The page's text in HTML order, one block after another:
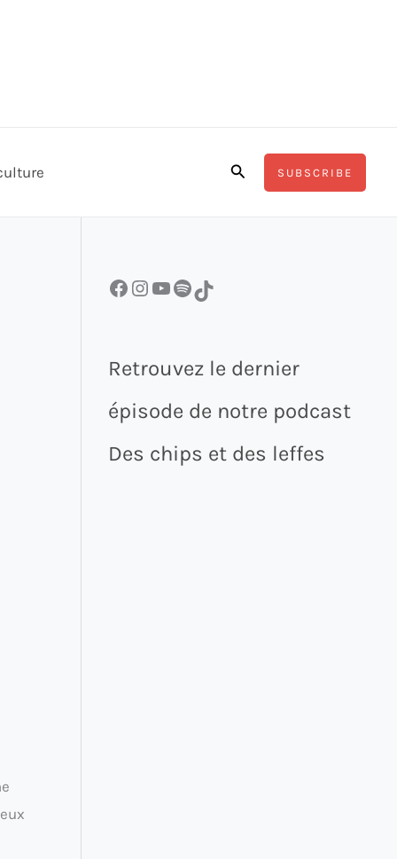
RechercherSUBSCRIBE
Facebook InstagramYouTube Spotify TikTok
Retrouvez le dernier
épisode de notre podcast
Des chips et des leffes